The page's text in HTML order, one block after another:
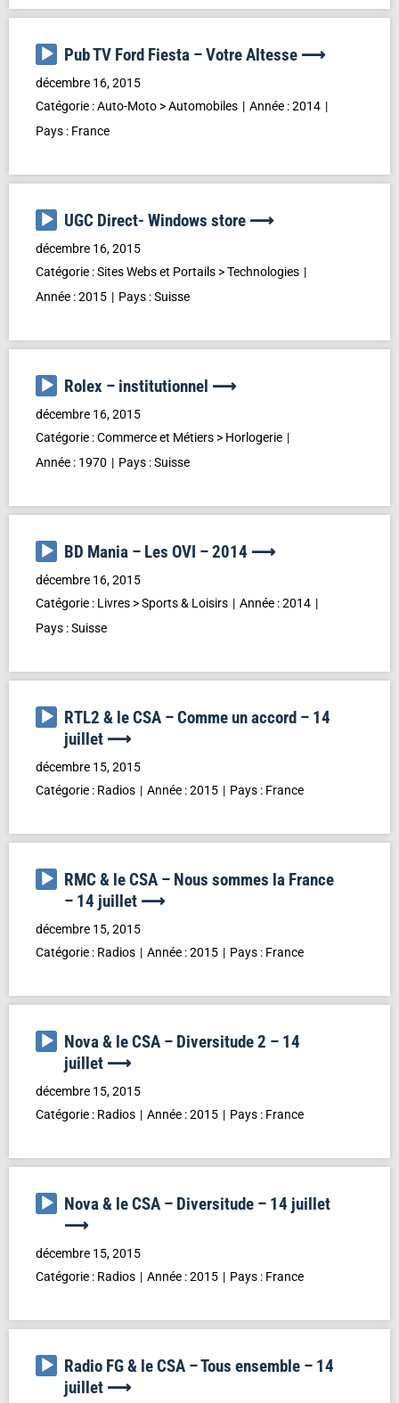
Lecteur
audio
Pub TV Ford Fiesta – Votre Altesse ⟶
décembre 16, 2015
Catégorie :Auto-Moto >Automobiles Année :2014
Pays : France
Lecteur
audio
UGC Direct- Windows store ⟶
décembre 16, 2015
Catégorie :Sites Webs et Portails >Technologies
Année :2015 Pays :Suisse
Lecteur
audio
Rolex – institutionnel ⟶
décembre 16, 2015
Catégorie :Commerce et Métiers > Horlogerie
Année : 1970 Pays :Suisse
Lecteur
audio
BD Mania – Les OVI – 2014 ⟶
décembre 16, 2015
Catégorie : Livres >Sports & Loisirs Année :2014
Pays :Suisse
Lecteur
audio
RTL2 & le CSA – Comme un accord – 14
juillet ⟶
décembre 15, 2015
Catégorie : Radios Année :2015 Pays : France
Lecteur
audio
RMC & le CSA – Nous sommes la France
– 14 juillet ⟶
décembre 15, 2015
Catégorie : Radios Année :2015 Pays : France
Lecteur
audio
Nova & le CSA – Diversitude 2 – 14
juillet ⟶
décembre 15, 2015
Catégorie : Radios Année :2015 Pays : France
Lecteur
audio
Nova & le CSA – Diversitude – 14 juillet
⟶
décembre 15, 2015
Catégorie : Radios Année :2015 Pays : France
Lecteur
audio
Radio FG & le CSA – Tous ensemble – 14
juillet ⟶